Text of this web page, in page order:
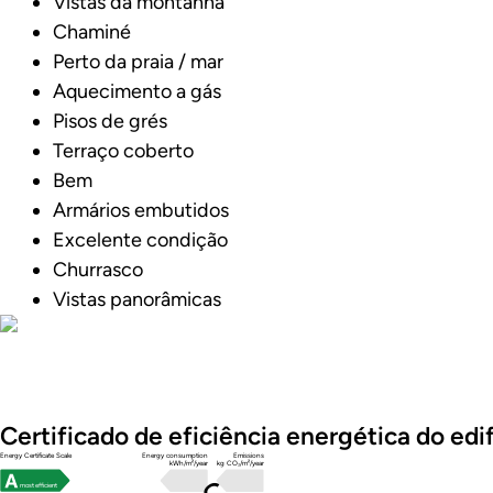
Chaminé
Perto da praia / mar
Aquecimento a gás
Pisos de grés
Terraço coberto
Bem
Armários embutidos
Excelente condição
Churrasco
Vistas panorâmicas
Certificado de eficiência energética do
Energy Certificate Scale
Energy consumption
kWh/m²/year
Emissions
kg CO₂/m²/year
most efficient